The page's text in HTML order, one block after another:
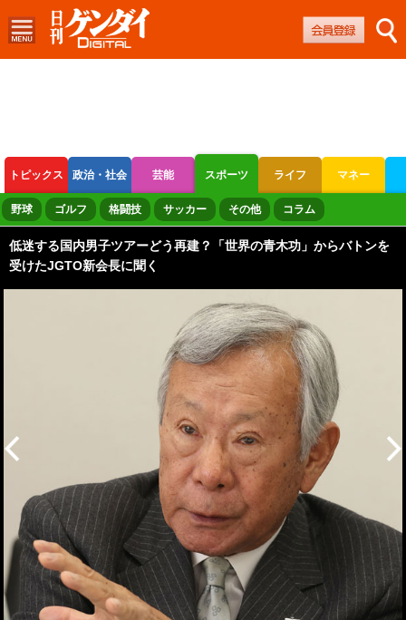
トピックス 政治・社会 芸能 スポーツ ライフ マネー
ボートレース 競輪 オートレース
野球 ゴルフ 格闘技 サッカー その他 コラム
低迷する国内男子ツアーどう再建？「世界の青木功」からバトンを
受けたJGTO新会長に聞く